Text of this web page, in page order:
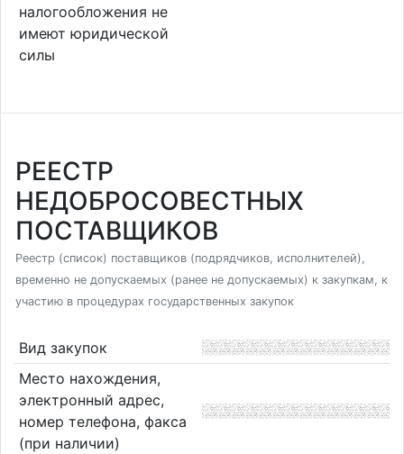
налогообложения не
имеют юридической
силы
РЕЕСТР
НЕДОБРОСОВЕСТНЫХ
ПОСТАВЩИКОВ
Реестр (список) поставщиков (подрядчиков, исполнителей),
временно не допускаемых (ранее не допускаемых) к закупкам, к
участию в процедурах государственных закупок
Вид закупок
Место нахождения,
электронный адрес,
номер телефона, факса
(при наличии)